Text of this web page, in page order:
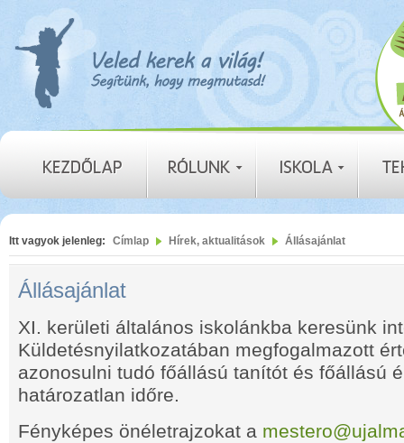
Itt vagyok jelenleg: Címlap Hírek, aktualitások Állásajánlat
Állásajánlat
XI. kerületi általános iskolánkba keresünk
Küldetésnyilatkozatában megfogalmazott
azonosulni tudó főállású tanítót és főállású
határozatlan időre.
Fényképes önéletrajzokat a